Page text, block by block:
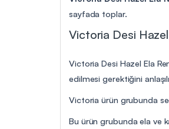
sayfada toplar.
Victoria Desi Hazel
Victoria Desi Hazel Ela
edilmesi gerektiğini
Victoria ürün grubunda
Bu ürün grubunda ela ve